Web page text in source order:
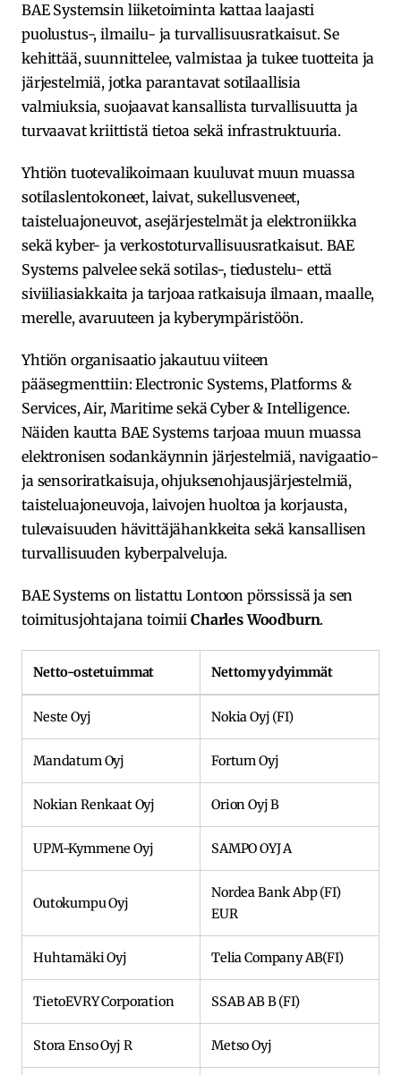
BAE Systemsin liiketoiminta kattaa laajasti
puolustus-, ilmailu- ja turvallisuusratkaisut. Se
kehittää, suunnittelee, valmistaa ja tukee tuotteita ja
järjestelmiä, jotka parantavat sotilaallisia
valmiuksia, suojaavat kansallista turvallisuutta ja
turvaavat kriittistä tietoa sekä infrastruktuuria.
Yhtiön tuotevalikoimaan kuuluvat muun muassa
sotilaslentokoneet, laivat, sukellusveneet,
taisteluajoneuvot, asejärjestelmät ja elektroniikka
sekä kyber- ja verkostoturvallisuusratkaisut. BAE
Systems palvelee sekä sotilas-, tiedustelu- että
siviiliasiakkaita ja tarjoaa ratkaisuja ilmaan, maalle,
merelle, avaruuteen ja kyberympäristöön.
Yhtiön organisaatio jakautuu viiteen
pääsegmenttiin: Electronic Systems, Platforms &
Services, Air, Maritime sekä Cyber & Intelligence.
Näiden kautta BAE Systems tarjoaa muun muassa
elektronisen sodankäynnin järjestelmiä, navigaatio-
ja sensoriratkaisuja, ohjuksenohjausjärjestelmiä,
taisteluajoneuvoja, laivojen huoltoa ja korjausta,
tulevaisuuden hävittäjähankkeita sekä kansallisen
turvallisuuden kyberpalveluja.
BAE Systems on listattu Lontoon pörssissä ja sen
toimitusjohtajana toimii Charles Woodburn.
Netto-ostetuimmat Nettomyydyimmät
Neste Oyj Nokia Oyj (FI)
Mandatum Oyj Fortum Oyj
Nokian Renkaat Oyj Orion Oyj B
UPM-Kymmene Oyj SAMPO OYJ A
Outokumpu Oyj
Nordea Bank Abp (FI)
EUR
Huhtamäki Oyj Telia Company AB(FI)
TietoEVRY Corporation SSAB AB B (FI)
Stora Enso Oyj R Metso Oyj